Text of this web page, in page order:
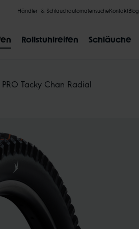
Händler- & SchlauchautomatensucheKontaktBlog
Rollstuhlreifen Schläuche
CLIK VALVE
PRO Tacky Chan Radial